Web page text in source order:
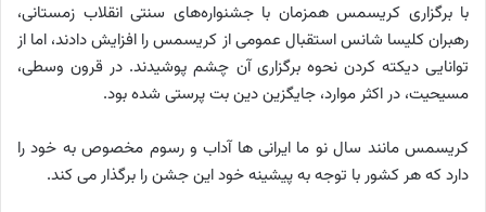
با برگزاری کریسمس همزمان با جشنواره‌های سنتی انقلاب زمستانی،
رهبران کلیسا شانس استقبال عمومی از کریسمس را افزایش دادند، اما از
توانایی دیکته کردن نحوه برگزاری آن چشم پوشیدند. در قرون وسطی،
مسیحیت، در اکثر موارد، جایگزین دین بت پرستی شده بود.
کریسمس مانند سال نو ما ایرانی ها آداب و رسوم مخصوص به خود را
دارد که هر کشور با توجه به پیشینه خود این جشن را برگذار می کند.